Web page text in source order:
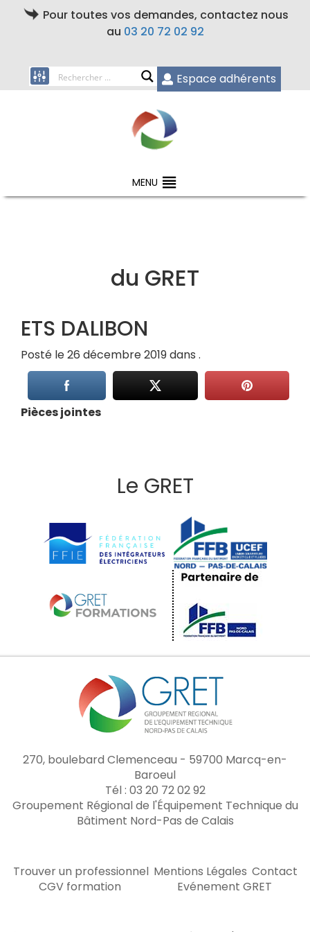
Pour toutes vos demandes, contactez nous
au 03 20 72 02 92
Espace adhérents
MENU
du GRET
ETS DALIBON
Posté le 26 décembre 2019 dans .
Pièces jointes
Le GRET
270, boulebard Clemenceau - 59700 Marcq-en-
Baroeul
Tél : 03 20 72 02 92
Groupement Régional de l'Équipement Technique du
Bâtiment Nord-Pas de Calais
Trouver un professionnel Mentions Légales Contact
CGV formation
Evénement GRET